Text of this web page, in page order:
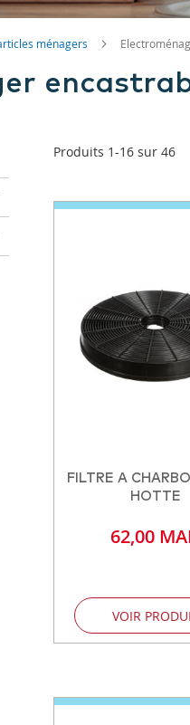
ménagers
Produits 1-16 sur46
FILTRE A
HOTTE
62,00
VOIR